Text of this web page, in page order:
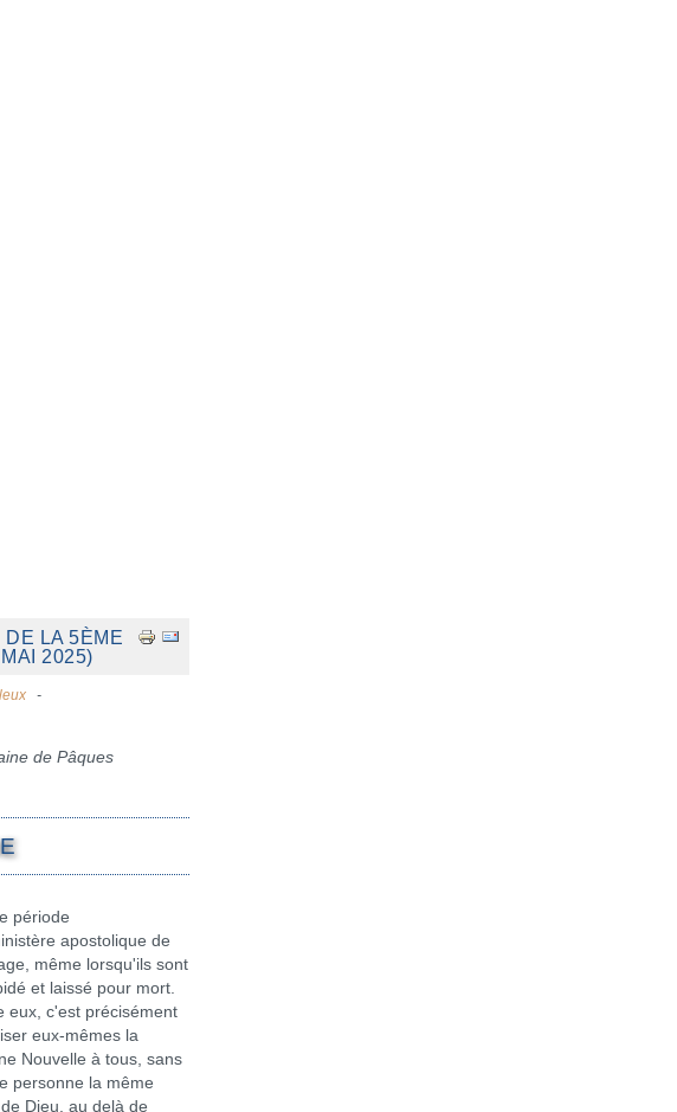
LA 5ÈME
2025)
de Pâques
période
apostolique de
même lorsqu'ils sont
et laissé pour mort.
eux, c'est précisément
eux-mêmes la
Nouvelle à tous, sans
personne la même
Dieu, au delà de